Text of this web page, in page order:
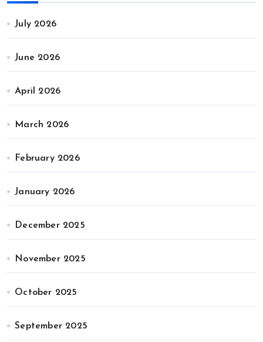
July 2026
June 2026
April 2026
March 2026
February 2026
January 2026
December 2025
November 2025
October 2025
September 2025